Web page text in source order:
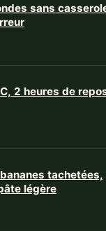
sans
2 heures de
tachetées,
légère